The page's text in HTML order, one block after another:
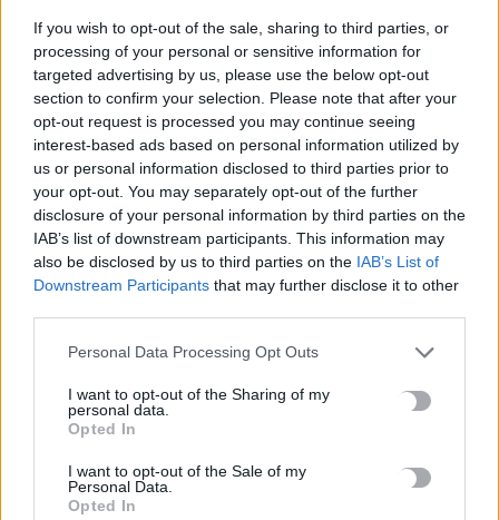
If you wish to opt-out of the sale, sharing to third parties, or
processing of your personal or sensitive information for
targeted advertising by us, please use the below opt-out
section to confirm your selection. Please note that after your
opt-out request is processed you may continue seeing
interest-based ads based on personal information utilized by
us or personal information disclosed to third parties prior to
your opt-out. You may separately opt-out of the further
disclosure of your personal information by third parties on the
IAB’s list of downstream participants. This information may
also be disclosed by us to third parties on the IAB’s List of
Downstream Participants that may further disclose it to other
Personal Data Processing Opt Outs
I want to opt-out of the Sharing of my
personal data.
Opted In
I want to opt-out of the Sale of my
Personal Data.
Opted In
Πότε λήγουν τα προγράμματα «Ανακαίνιση Κατοικίας» και
«Σπίτι μου ΙΙ»
8 Αυγούστου, 2026
Μόνιμοι διορισμοί εκπαιδευτικών: Μέχρι πότε γίνεται η
υποβολή αιτήσεων
8 Αυγούστου, 2026
Αμπελάρδο ντε λα Εσπριέγια: Ποιος είναι ο νέος πρόεδρος της
Κολομβίας – Ο «Τίγρης» εκατομμυριούχος
καιρός στην Κρήτη
8 Αυγούστου, 2026
Αττικοβοιωτία: Με 6 βόμβες Χιροσίμα ισούται η ενέργεια από
τη φωτιά